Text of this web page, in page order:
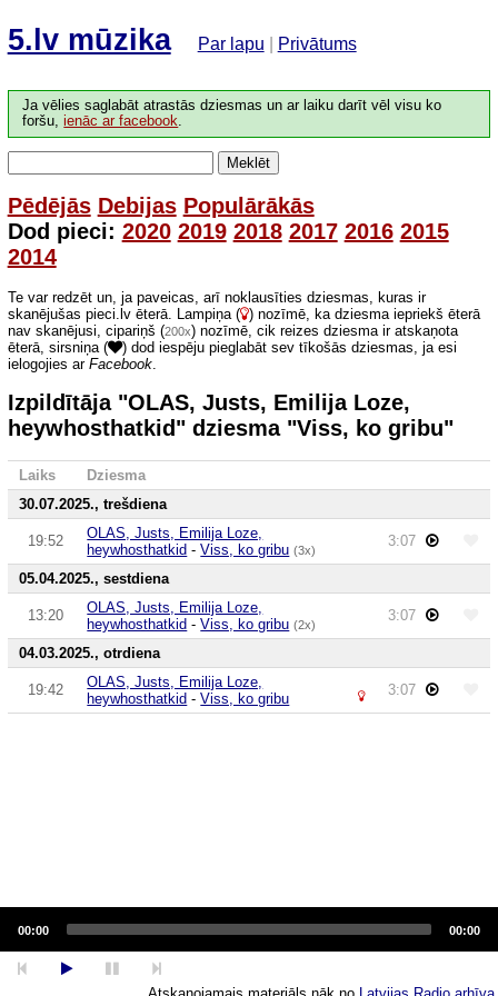
5.lv mūzika Par lapu Privātums
Ja vēlies saglabāt atrastās dziesmas un ar laiku darīt vēl visu ko
foršu,ienāc ar facebook.
Meklēt
Pēdējās Debijas Populārākās
Dod pieci: 2020 2019 2018 2017 2016 2015
2014
Te var redzēt un, ja paveicas, arī noklausīties dziesmas, kuras ir
skanējušas pieci.lv ēterā. Lampiņa ( ) nozīmē, ka dziesma iepriekš ēterā
nav skanējusi, cipariņš (200x) nozīmē, cik reizes dziesma ir atskaņota
ēterā, sirsniņa (
) dod iespēju pieglabāt sev tīkošās dziesmas, ja esi
ielogojies ar Facebook.
Izpildītāja "OLAS, Justs, Emilija Loze,
heywhosthatkid" dziesma "Viss, ko gribu"
Laiks
Dziesma
30.07.2025., trešdiena
19:52
OLAS, Justs, Emilija Loze,
heywhosthatkid -Viss, ko gribu (3x)
3:07
05.04.2025., sestdiena
13:20
OLAS, Justs, Emilija Loze,
heywhosthatkid -Viss, ko gribu (2x)
3:07
04.03.2025., otrdiena
19:42
OLAS, Justs, Emilija Loze,
heywhosthatkid -Viss, ko gribu
3:07
Player
00:00 00:00